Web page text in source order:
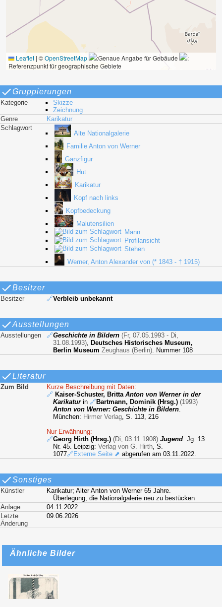
Leaflet | ©OpenStreetMap :Genaue Angabe für Gebäude
:
Referenzpunkt für geographische Gebiete
Gruppierungen
Kategorie
Skizze
Zeichnung
Genre
Karikatur
Schlagwort
Alte Nationalgalerie
Familie Anton von Werner
Ganzfigur
Hut
Karikatur
Kopf nach links
Kopfbedeckung
Malutensilien
Mann
Profilansicht
Stehen
Werner, Anton Alexander von (* 1843 - † 1915)
Besitzer
Besitzer 🔗Verbleib unbekannt
Ausstellungen
Ausstellungen 🔗Geschichte in Bildern (Fr, 07.05.1993 - Di,
31.08.1993), Deutsches Historisches Museum,
Berlin Museum Zeughaus (Berlin). Nummer 108
Literatur
Zum Bild
Kurze Beschreibung mit Daten:
🔗 Kaiser-Schuster, BrittaAnton von Werner in der
Karikaturin🔗Bartmann, Dominik (Hrsg.) (1993)
Anton von Werner: Geschichte in Bildern.
München: Hirmer Verlag, S. 113, 216
Nur Erwähnung:
🔗Georg Hirth (Hrsg.) (Di, 03.11.1908) Jugend. Jg. 13
Nr. 45. Leipzig:Verlag von G. Hirth, S.
1077🔗Externe Seite ⬈ abgerufen am 03.11.2022.
Sonstiges
Künstler
Karikatur; Alter Anton von Werner 65 Jahre.
Überlegung, die Nationalgalerie neu zu bestücken
Anlage
04.11.2022
Letzte
Änderung
09.06.2026
Ähnliche Bilder